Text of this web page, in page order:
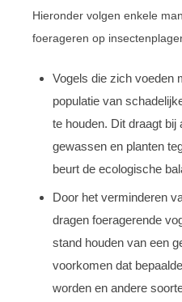
Hieronder volgen enkele
foerageren op
Vogels die zich voeden
populatie van
te houden. Dit draagt
gewassen en planten
beurt de ecologische
Door het verminderen
dragen foeragerende
stand houden van een
voorkomen dat
worden en andere